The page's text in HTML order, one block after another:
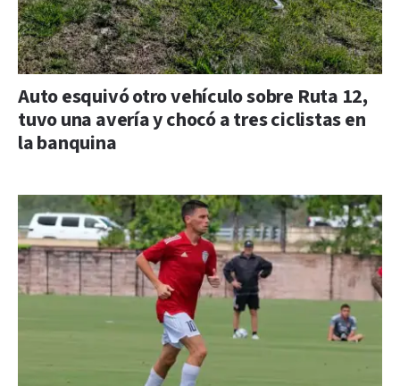
Auto esquivó otro vehículo sobre Ruta 12,
tuvo una avería y chocó a tres ciclistas en
la banquina